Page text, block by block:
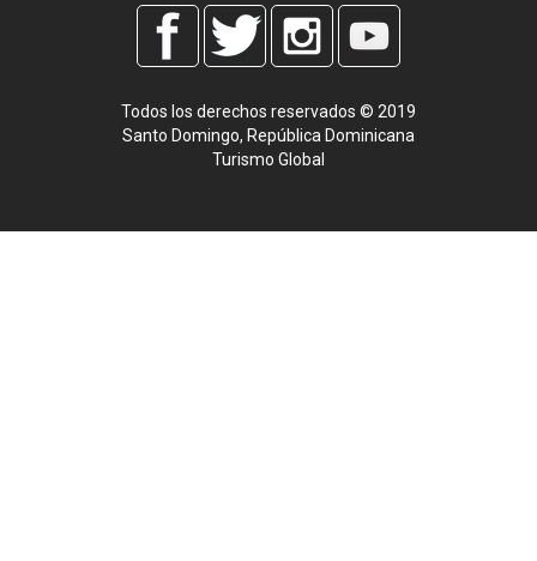
Todos los derechos reservados © 2019
Santo Domingo, República Dominicana
Turismo Global